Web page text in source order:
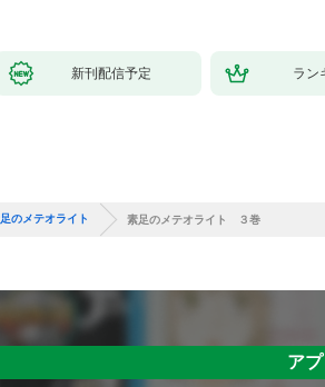
新刊配信予定 ラン
のメテオライト 素足のメテオライト ３巻
ア